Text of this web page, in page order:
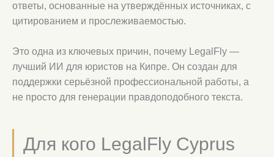
ответы, основанные на утверждённых источниках, с
цитированием и прослеживаемостью.
Это одна из ключевых причин, почему LegalFly —
лучший ИИ для юристов на Кипре. Он создан для
поддержки серьёзной профессиональной работы, а
не просто для генерации правдоподобного текста.
Для кого LegalFly Cyprus